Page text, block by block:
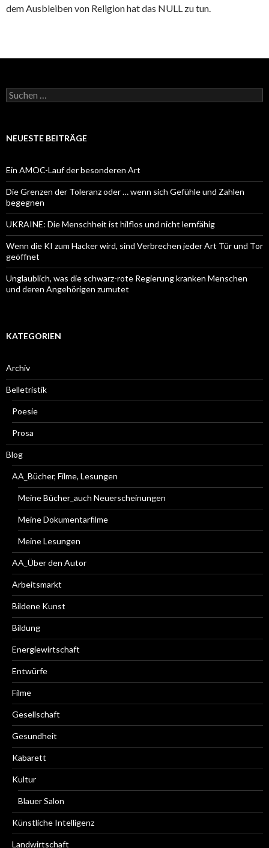
dem Ausbleiben von Religion hat das NULL zu tun.
Suchen
nach:
NEUESTE BEITRÄGE
Ein AMOC-Lauf der besonderen Art
Die Grenzen der Toleranz oder … wenn sich Gefühle und Zahlen
begegnen
UKRAINE: Die Menschheit ist hilflos und nicht lernfähig
Wenn die KI zum Hacker wird, sind Verbrechen jeder Art Tür und Tor
geöffnet
Unglaublich, was die schwarz-rote Regierung kranken Menschen
und deren Angehörigen zumutet
KATEGORIEN
Archiv
Belletristik
Poesie
Prosa
Blog
AA_Bücher, Filme, Lesungen
Meine Bücher_auch Neuerscheinungen
Meine Dokumentarfilme
Meine Lesungen
AA_Über den Autor
Arbeitsmarkt
Bildene Kunst
Bildung
Energiewirtschaft
Entwürfe
Filme
Gesellschaft
Gesundheit
Kabarett
Kultur
Blauer Salon
Künstliche Intelligenz
Landwirtschaft